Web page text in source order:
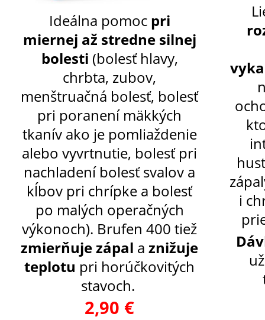
Ideálna pomoc pri
miernej až stredne silnej
bolesti (bolesť hlavy,
chrbta, zubov,
menštruačná bolesť, bolesť
pri poranení mäkkých
tkanív ako je pomliaždenie
alebo vyvrtnutie, bolesť pri
nachladení bolesť svalov a
kĺbov pri chrípke a bolesť
po malých operačných
výkonoch). Brufen 400 tiež
zmierňuje zápal a znižuje
teplotu pri horúčkovitých
stavoch.
2,90 €
i